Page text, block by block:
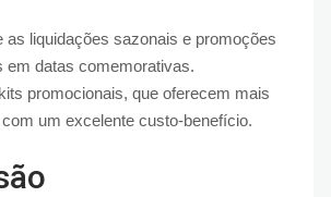
as liquidações sazonais e promoções
em datas comemorativas.
promocionais, que oferecem mais
um excelente custo-benefício.